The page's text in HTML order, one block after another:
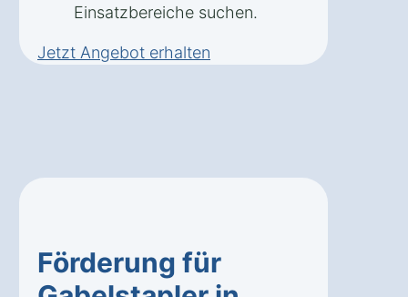
Einsatzbereiche suchen.
Jetzt Angebot erhalten
Förderung für